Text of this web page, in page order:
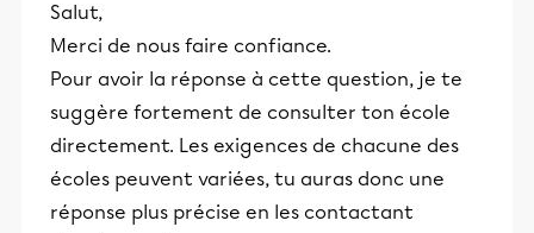
Salut,
Merci de nous faire confiance.
Pour avoir la réponse à cette question, je te
suggère fortement de consulter ton école
directement. Les exigences de chacune des
écoles peuvent variées, tu auras donc une
réponse plus précise en les contactant